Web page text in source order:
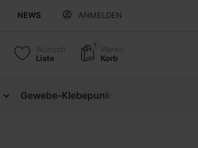
NEWS ANMELDEN
Wunsch
Liste
1
Waren
Korb
Gewebe-Klebepunkte